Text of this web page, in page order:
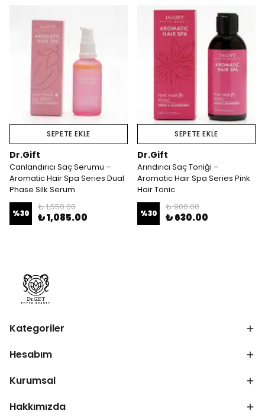
SEPETE EKLE
Dr.Gift
Canlandırıcı Saç Serumu –
Aromatic Hair Spa Series Dual
Phase Silk Serum
%30
₺ 1,550.00
₺ 1,085.00
SEPETE EKLE
Dr.Gift
Arındırıcı Saç Toniği –
Aromatic Hair Spa Series Pink
Hair Tonic
%30
₺ 900.00
₺ 630.00
Kategoriler
Hesabım
Kurumsal
Hakkımızda